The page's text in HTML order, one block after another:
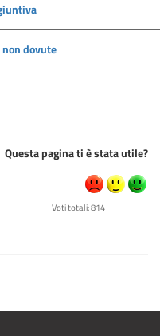
dovute
Questa pagina ti è stata utile?
Voti totali: 814